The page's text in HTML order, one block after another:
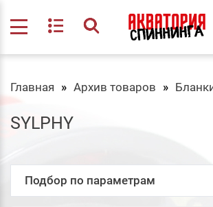
Главная Архив товаров
SYLPHY
Подбор по параметрам